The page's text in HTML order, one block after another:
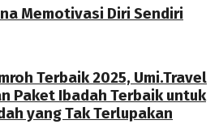
Memotivasi Diri Sendiri
Terbaik 2025, Umi.Travel
Paket Ibadah Terbaik untuk
yang Tak Terlupakan